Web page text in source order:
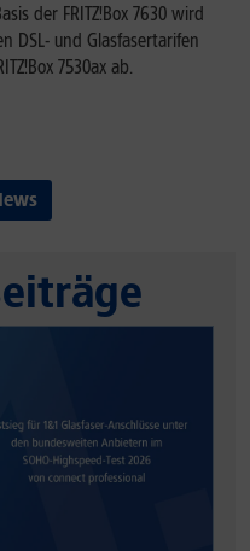
der FRITZ!Box 7630 wird
DSL- und Glasfasertarifen
7530ax ab.